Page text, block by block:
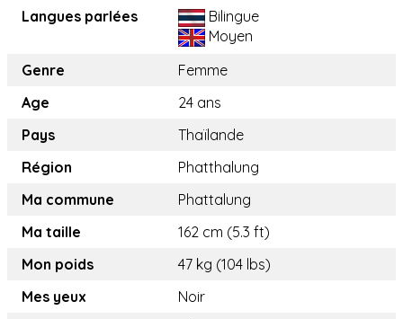
Langues parlées
Bilingue
Moyen
Genre
Femme
Age
24 ans
Pays
Thaïlande
Région
Phatthalung
Ma commune
Phattalung
Ma taille
162 cm (5.3 ft)
Mon poids
47 kg (104 lbs)
Mes yeux
Noir